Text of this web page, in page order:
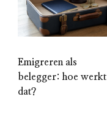
Emigreren als
belegger: hoe werkt
dat?